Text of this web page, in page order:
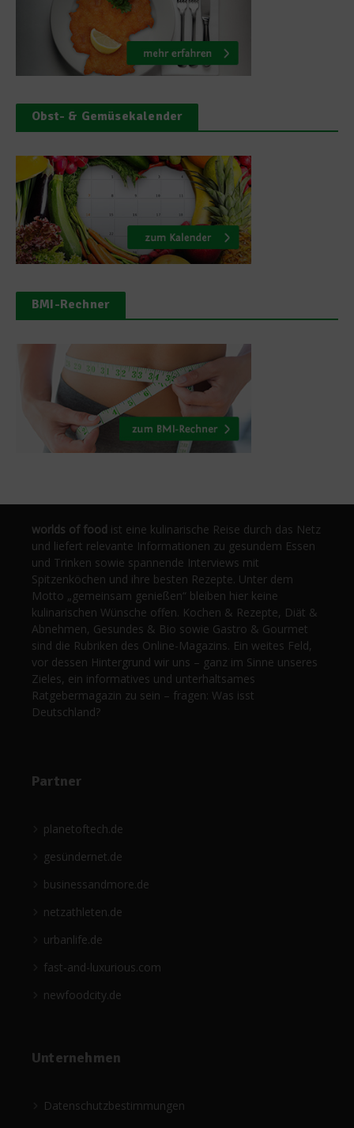
Obst- & Gemüsekalender
BMI-Rechner
worlds of food ist eine kulinarische Reise durch das Netz
und liefert relevante Informationen zu gesundem Essen
und Trinken sowie spannende Interviews mit
Spitzenköchen und ihre besten Rezepte. Unter dem
Motto „gemeinsam genießen“ bleiben hier keine
kulinarischen Wünsche offen. Kochen & Rezepte, Diät &
Abnehmen, Gesundes & Bio sowie Gastro & Gourmet
sind die Rubriken des Online-Magazins. Ein weites Feld,
vor dessen Hintergrund wir uns – ganz im Sinne unseres
Zieles, ein informatives und unterhaltsames
Ratgebermagazin zu sein – fragen: Was isst
Deutschland?
Partner
planetoftech.de
gesündernet.de
businessandmore.de
netzathleten.de
urbanlife.de
fast-and-luxurious.com
newfoodcity.de
Unternehmen
Datenschutzbestimmungen